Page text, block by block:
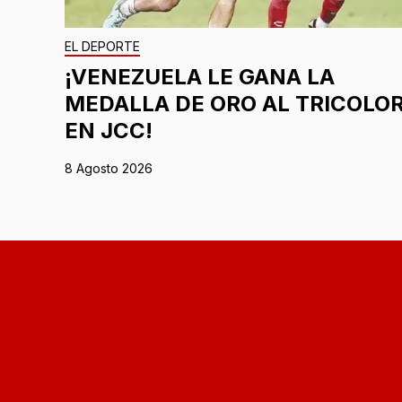
EL DEPORTE
¡VENEZUELA LE GANA LA
MEDALLA DE ORO AL
EN JCC!
8 Agosto 2026